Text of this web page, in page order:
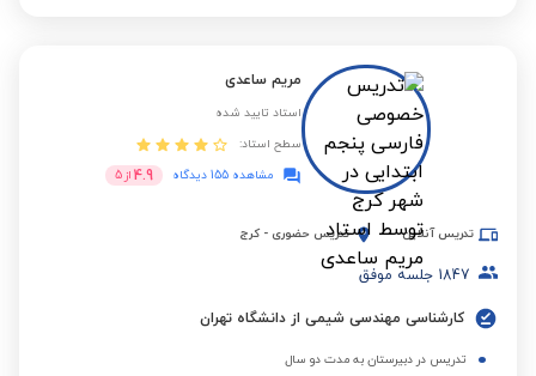
مریم ساعدی
استاد تایید شده
سطح استاد:
مشاهده 155 دیدگاه
4.9 از 5
تدریس آنلاین تدریس حضوری - کرج
1847 جلسه موفق
کارشناسی مهندسی شیمی از دانشگاه تهران
تدریس در دبیرستان به مدت دو سال